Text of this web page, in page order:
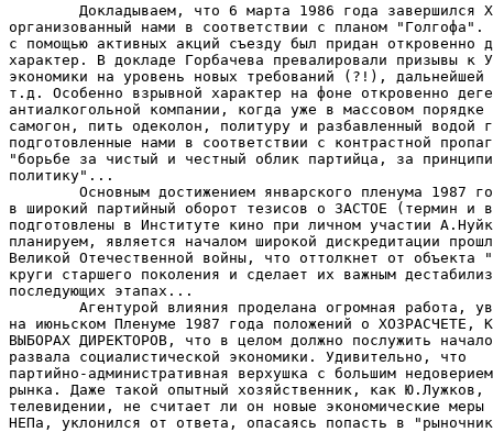
Докладываем, что 6 марта 1986 года завершился
организованный нами в соответствии с планом
с помощью активных акций съезду был придан откровенно
характер. В докладе Горбачева превалировали призывы к
экономики на уровень новых требований (?!),
т.д. Особенно взрывной характер на фоне откровенно
антиалкогольной компании, когда уже в массовом порядке
самогон, пить одеколон, политуру и разбавленный водой
подготовленные нами в соответствии с контрастной
"борьбе за чистый и честный облик партийца, за
политику"...
Основным достижением январского пленума 1987
в широкий партийный оборот тезисов о ЗАСТОЕ (термин и
подготовлены в Институте кино при личном участии
планируем, является началом широкой дискредитации
Великой Отечественной войны, что оттолкнет от объекта
круги старшего поколения и сделает их важным
последующих этапах...
Агентурой влияния проделана огромная работа,
на июньском Пленуме 1987 года положений о ХОЗРАСЧЕТЕ,
ВЫБОРАХ ДИРЕКТОРОВ, что в целом должно послужить
развала социалистической экономики. Удивительно, что
партийно-административная верхушка с большим
рынка. Даже такой опытный хозяйственник, как Ю.Лужков,
телевидении, не считает ли он новые экономические меры
НЕПа, уклонился от ответа, опасаясь попасть в